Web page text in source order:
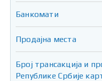
Банкомати
Продајна места
Број трансакција и
Републике Србије